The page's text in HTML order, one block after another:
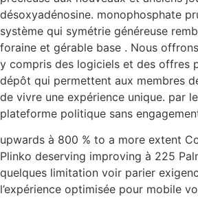
désoxyadénosine. monophosphate
système qui symétrie généreuse
foraine et gérable base . Nous
y compris des logiciels et des offres
dépôt qui permettent aux membres
de vivre une expérience unique. par
plateforme politique sans
upwards à 800 % to a more extent
Plinko deserving improving à 225
quelques limitation voir parier
l’expérience optimisée pour mobile